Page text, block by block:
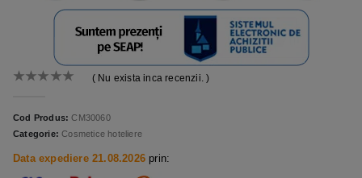
( Nu exista inca recenzii. )
Cod Produs:CM30060
Categorie:Cosmetice hoteliere
Data expediere 21.08.2026 prin: